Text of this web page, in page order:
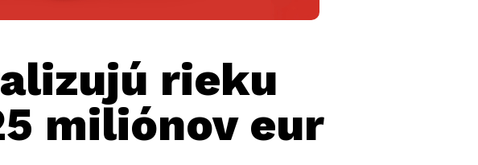
rieku
miliónov eur